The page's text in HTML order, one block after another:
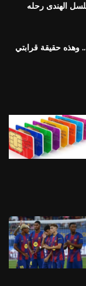
الهندى رحله
دخلت الفن وأنا عندي 37 سنة.. وهذه حقيقة قرابتي